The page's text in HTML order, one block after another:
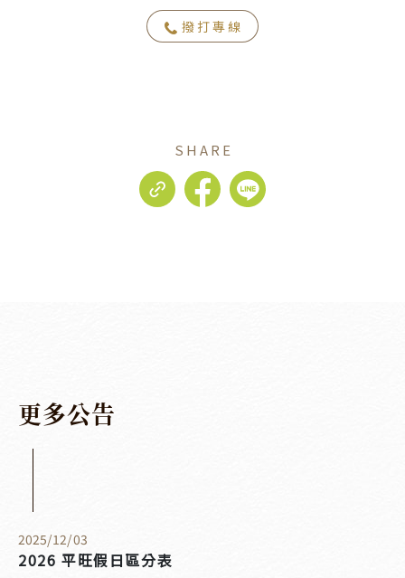
撥打專線
SHARE
更多公告
2025/12/03
2026 平旺假日區分表